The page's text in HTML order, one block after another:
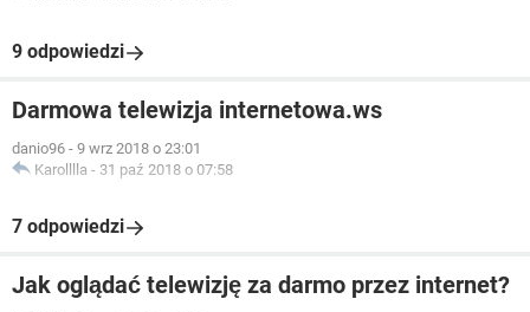
9 odpowiedzi
Darmowa telewizja internetowa.ws
danio96 - 9 wrz 2018 o 23:01
Karolllla - 31 paź 2018 o 07:58
7 odpowiedzi
Jak oglądać telewizję za darmo przez internet?